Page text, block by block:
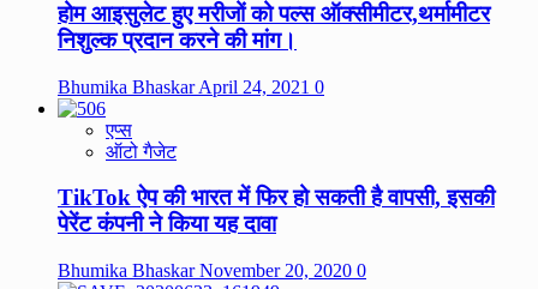
होम आइसुलेट हुए मरीजों को पल्स ऑक्सीमीटर,थर्मामीटर
निशुल्क प्रदान करने की मांग।
Bhumika BhaskarApril 24, 2021 0
एप्स
ऑटो गैजेट
TikTok ऐप की भारत में फिर हो सकती है वापसी, इसकी
पेरेंट कंपनी ने किया यह दावा
Bhumika BhaskarNovember 20, 2020 0